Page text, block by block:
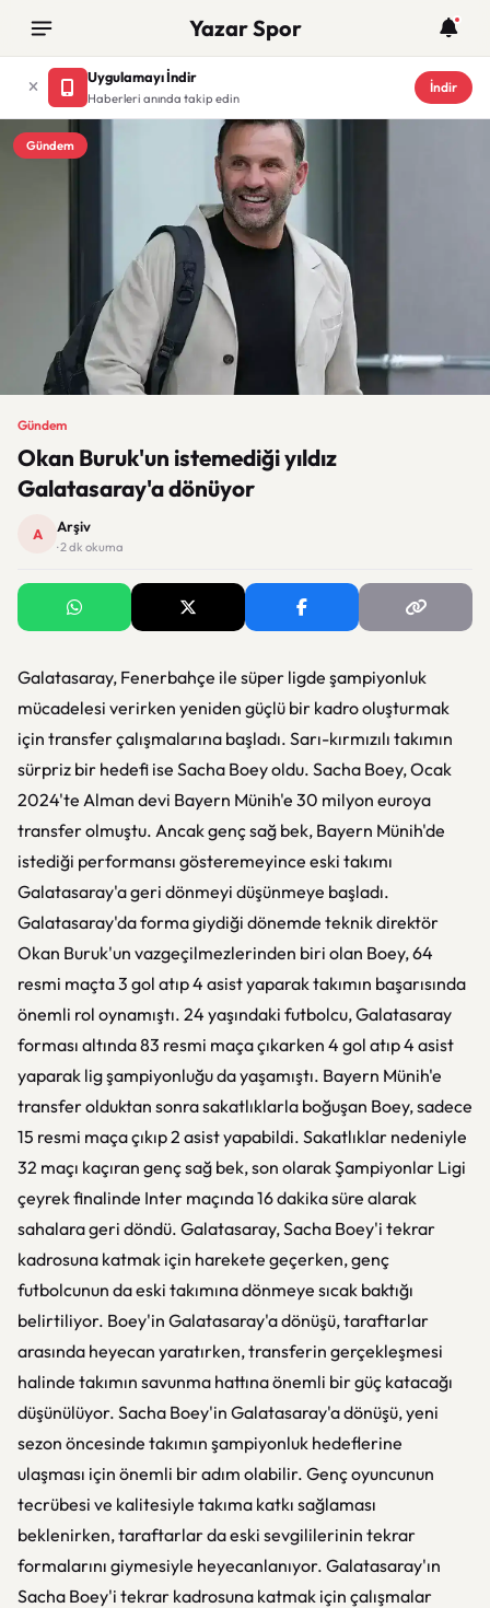
Yazar Spor
Uygulamayı İndir
Haberleri anında takip edin
İndir
Gündem
Gündem
Okan Buruk'un istemediği yıldız
Galatasaray'a dönüyor
A Arşiv
· 2 dk okuma
Galatasaray, Fenerbahçe ile süper ligde şampiyonluk
mücadelesi verirken yeniden güçlü bir kadro oluşturmak
için transfer çalışmalarına başladı. Sarı-kırmızılı takımın
sürpriz bir hedefi ise Sacha Boey oldu. Sacha Boey, Ocak
2024'te Alman devi Bayern Münih'e 30 milyon euroya
transfer olmuştu. Ancak genç sağ bek, Bayern Münih'de
istediği performansı gösteremeyince eski takımı
Galatasaray'a geri dönmeyi düşünmeye başladı.
Galatasaray'da forma giydiği dönemde teknik direktör
Okan Buruk'un vazgeçilmezlerinden biri olan Boey, 64
resmi maçta 3 gol atıp 4 asist yaparak takımın başarısında
önemli rol oynamıştı. 24 yaşındaki futbolcu, Galatasaray
forması altında 83 resmi maça çıkarken 4 gol atıp 4 asist
yaparak lig şampiyonluğu da yaşamıştı. Bayern Münih'e
transfer olduktan sonra sakatlıklarla boğuşan Boey, sadece
15 resmi maça çıkıp 2 asist yapabildi. Sakatlıklar nedeniyle
32 maçı kaçıran genç sağ bek, son olarak Şampiyonlar Ligi
çeyrek finalinde Inter maçında 16 dakika süre alarak
sahalara geri döndü. Galatasaray, Sacha Boey'i tekrar
kadrosuna katmak için harekete geçerken, genç
futbolcunun da eski takımına dönmeye sıcak baktığı
belirtiliyor. Boey'in Galatasaray'a dönüşü, taraftarlar
arasında heyecan yaratırken, transferin gerçekleşmesi
halinde takımın savunma hattına önemli bir güç katacağı
düşünülüyor. Sacha Boey'in Galatasaray'a dönüşü, yeni
sezon öncesinde takımın şampiyonluk hedeflerine
ulaşması için önemli bir adım olabilir. Genç oyuncunun
tecrübesi ve kalitesiyle takıma katkı sağlaması
beklenirken, taraftarlar da eski sevgililerinin tekrar
formalarını giymesiyle heyecanlanıyor. Galatasaray'ın
Sacha Boey'i tekrar kadrosuna katmak için çalışmalar